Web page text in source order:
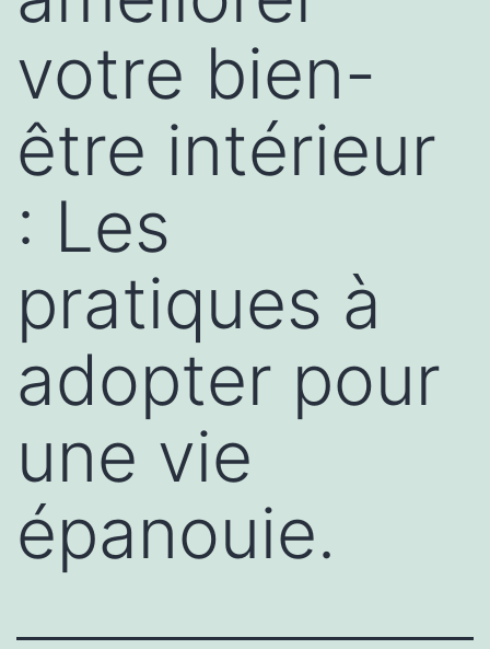
votre bien-
être intérieur
: Les
pratiques à
adopter pour
une vie
épanouie.